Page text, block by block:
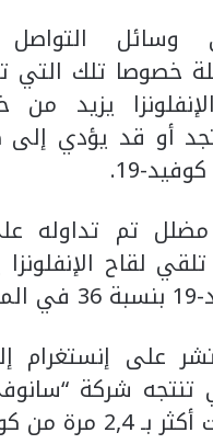
وسائل التواصل
خصوصا تلك التي
يزيد من
أو قد يؤدي
19.
مضلل تم تداوله
لقاح
على إنستغرام
تنتجه شركة
من كوفيد-19.